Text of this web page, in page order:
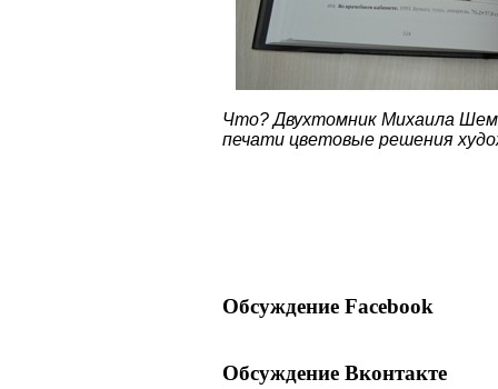
Что? Двухтомник Михаила
печати цветовые решения
Обсуждение Facebook
Обсуждение Вконтакте